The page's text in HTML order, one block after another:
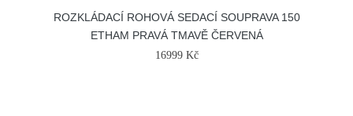
ROZKLÁDACÍ ROHOVÁ SEDACÍ SOUPRAVA 150
ETHAM PRAVÁ TMAVĚ ČERVENÁ
16999 Kč